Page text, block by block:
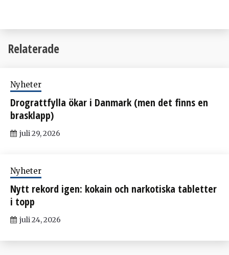
Relaterade
Nyheter
Drograttfylla ökar i Danmark (men det finns en
brasklapp)
juli 29, 2026
Nyheter
Nytt rekord igen: kokain och narkotiska tabletter
i topp
juli 24, 2026